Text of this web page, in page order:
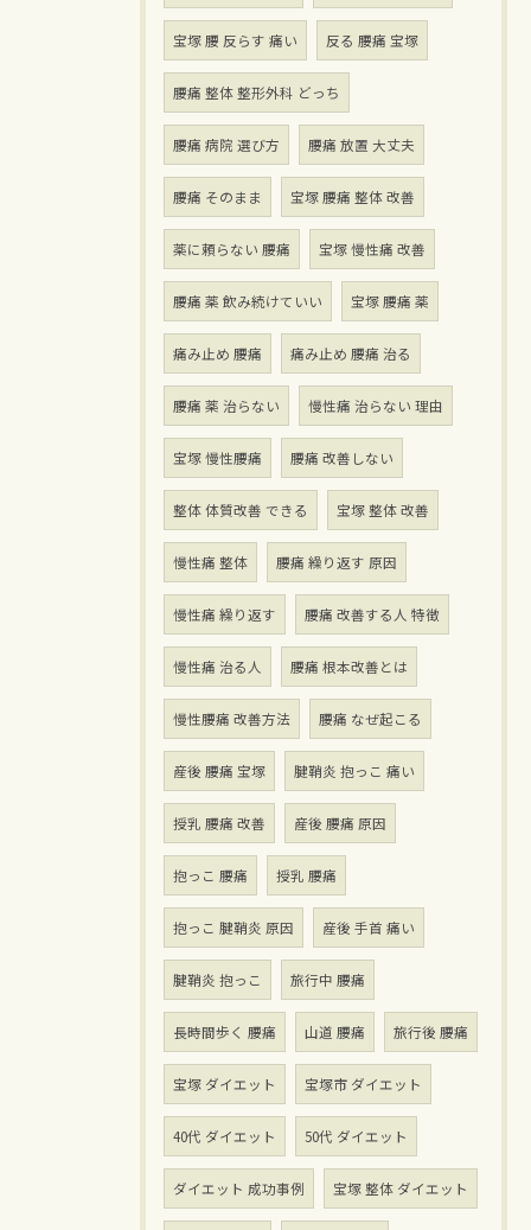
宝塚 腰 反らす 痛い 反る 腰痛 宝塚
腰痛 整体 整形外科 どっち
腰痛 病院 選び方 腰痛 放置 大丈夫
腰痛 そのまま 宝塚 腰痛 整体 改善
薬に頼らない 腰痛 宝塚 慢性痛 改善
腰痛 薬 飲み続けていい 宝塚 腰痛 薬
痛み止め 腰痛 痛み止め 腰痛 治る
腰痛 薬 治らない 慢性痛 治らない 理由
宝塚 慢性腰痛 腰痛 改善しない
整体 体質改善 できる 宝塚 整体 改善
慢性痛 整体 腰痛 繰り返す 原因
慢性痛 繰り返す 腰痛 改善する人 特徴
慢性痛 治る人 腰痛 根本改善とは
慢性腰痛 改善方法 腰痛 なぜ起こる
産後 腰痛 宝塚 腱鞘炎 抱っこ 痛い
授乳 腰痛 改善 産後 腰痛 原因
抱っこ 腰痛 授乳 腰痛
抱っこ 腱鞘炎 原因 産後 手首 痛い
腱鞘炎 抱っこ 旅行中 腰痛
長時間歩く 腰痛 山道 腰痛 旅行後 腰痛
宝塚 ダイエット 宝塚市 ダイエット
40代 ダイエット 50代 ダイエット
ダイエット 成功事例 宝塚 整体 ダイエット